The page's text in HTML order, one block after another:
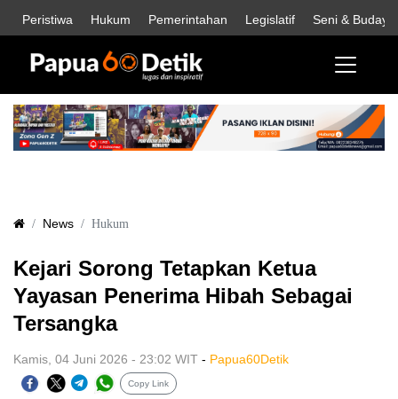
Peristiwa Hukum Pemerintahan Legislatif Seni & Budaya
News Hukum
Kejari Sorong Tetapkan Ketua
Yayasan Penerima Hibah Sebagai
Tersangka
Kamis, 04 Juni 2026 - 23:02 WIT - Papua60Detik
Copy Link